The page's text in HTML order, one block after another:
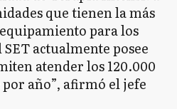
que tienen la más
para los
actualmente posee
atender los 120.000
año”, afirmó el jefe